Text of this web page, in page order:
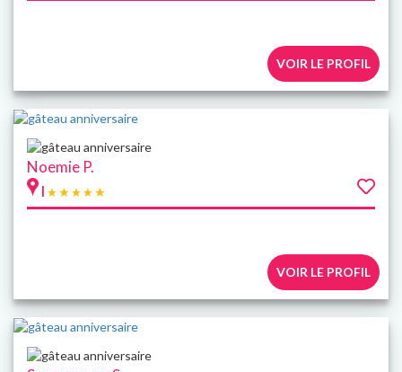
VOIR LE PROFIL
Noemie P.
|
VOIR LE PROFIL